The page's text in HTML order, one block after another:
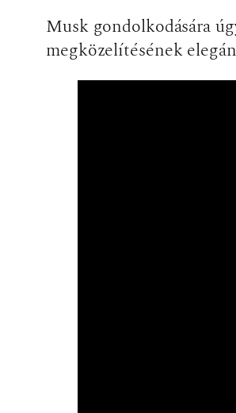
Musk gondolkodására
megközelítésének